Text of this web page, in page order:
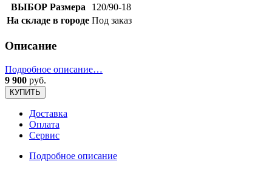
ВЫБОР Размера
120/90-18
На складе в городе Под заказ
Описание
Подробное описание…
9 900 руб.
КУПИТЬ
Доставка
Оплата
Сервис
Подробное описание